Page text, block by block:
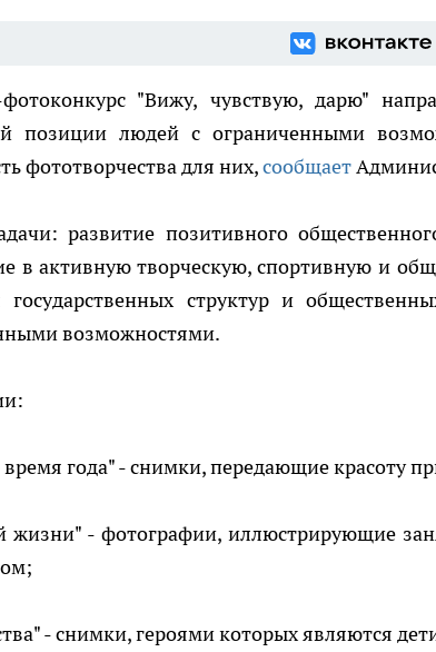
фотоконкурс "Вижу, чувствую, дарю"
позиции людей с ограниченными
фототворчества для них,сообщает
развитие позитивного
в активную творческую, спортивную и
государственных структур и
возможностями.
года" - снимки, передающие красоту
жизни" - фотографии, иллюстрирующие
- снимки, героями которых являются